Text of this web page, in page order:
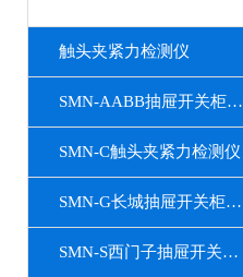
触头夹紧力检测仪
SMN-AABB抽屉开关柜触头夹紧力检测仪
SMN-C触头夹紧力检测仪
SMN-G长城抽屉开关柜触头夹紧力检测仪
SMN-S西门子抽屉开关柜触头夹紧力检测仪